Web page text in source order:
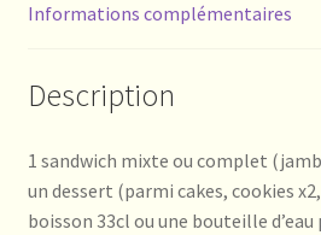
Informations complémentaires
Description
1 sandwich mixte ou complet
un dessert (parmi cakes, cookies
boisson 33cl ou une bouteille d’eau